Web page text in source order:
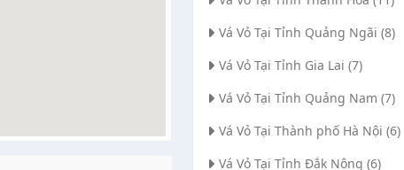
Vá Vỏ Tại Tỉnh Quảng Ngãi (8)
Vá Vỏ Tại Tỉnh Gia Lai (7)
Vá Vỏ Tại Tỉnh Quảng Nam (7)
Vá Vỏ Tại Thành phố Hà Nội (6)
Vá Vỏ Tại Tỉnh Đắk Nông (6)